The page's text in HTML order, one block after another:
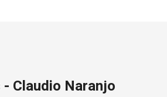
Claudio Naranjo